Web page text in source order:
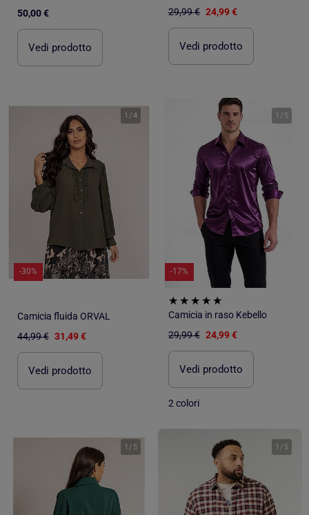
50,00 €
Vedi prodotto
29,99 € 24,99 €
Vedi prodotto
1 /4
-30%
Camicia fluida ORVAL
44,99 € 31,49 €
Vedi prodotto
1 / 5
-17%
Camicia in raso Kebello
29,99 € 24,99 €
Vedi prodotto
2 colori
1 / 5 1 / 5